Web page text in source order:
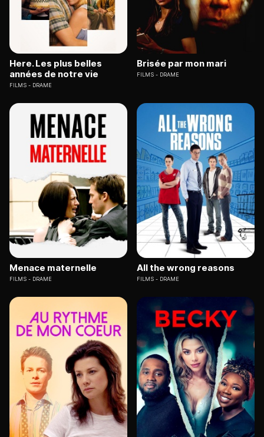
Here. Les plus belles
années de notre vie
FILMS DRAME
Brisée par mon mari
FILMS DRAME
Menace maternelle
FILMS DRAME
All the wrong reasons
FILMS DRAME